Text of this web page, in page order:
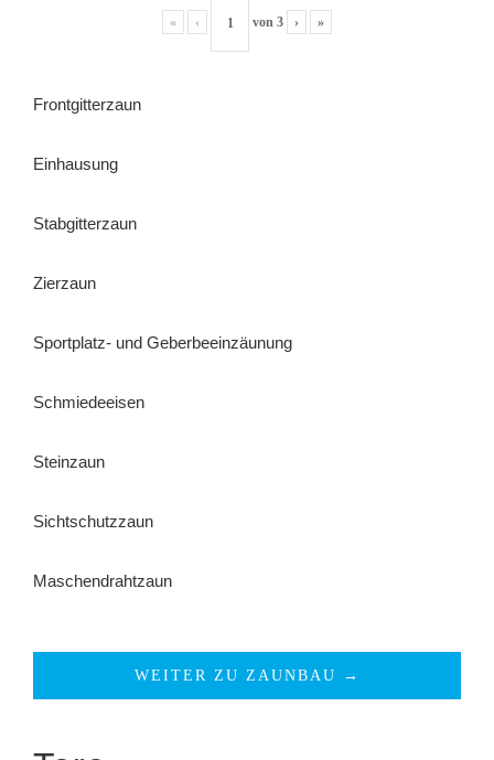
« ‹ von 3 › »
Frontgitterzaun
Einhausung
Stabgitterzaun
Zierzaun
Sportplatz- und Geberbeeinzäunung
Schmiedeeisen
Steinzaun
Sichtschutzzaun
Maschendrahtzaun
WEITER ZU ZAUNBAU →